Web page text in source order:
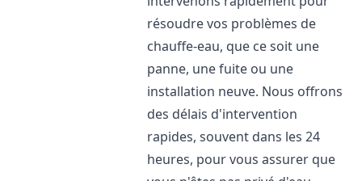
résoudre vos problèmes de
chauffe-eau, que ce soit une
panne, une fuite ou une
installation neuve. Nous offrons
des délais d'intervention
rapides, souvent dans les 24
heures, pour vous assurer que